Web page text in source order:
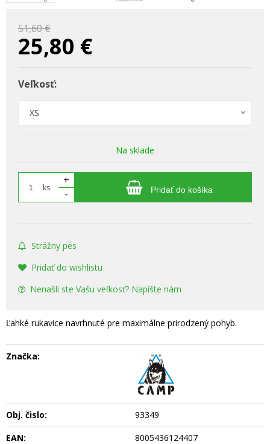
51,60 €
25,80 €
Veľkosť:
XS
Na sklade
ks
+
-
Pridať do košíka
Strážny pes
Pridať do wishlistu
Nenašli ste Vašu veľkosť? Napíšte nám
Ľahké rukavice navrhnuté pre maximálne prirodzený pohyb.
Značka:
Obj. čislo:
93349
EAN:
8005436124407